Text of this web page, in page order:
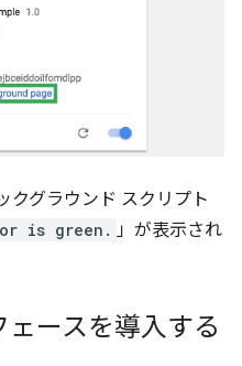
クグラウンド スクリプト
is green. 」が表示され
ースを導入する